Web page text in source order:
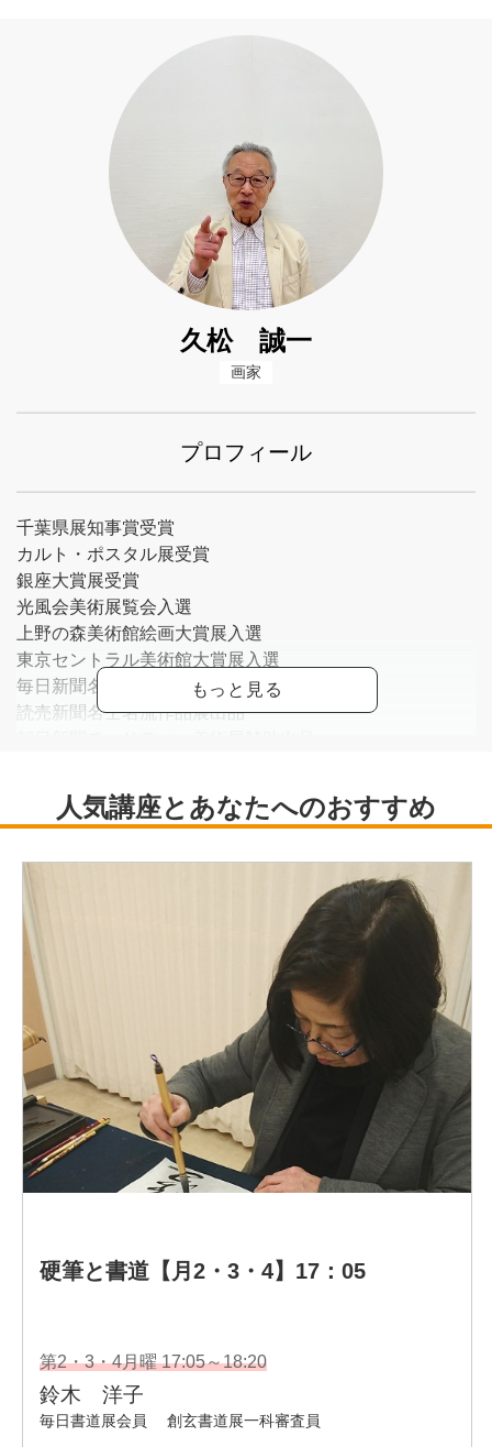
久松 誠一
画家
プロフィール
千葉県展知事賞受賞
カルト・ポスタル展受賞
銀座大賞展受賞
光風会美術展覧会入選
上野の森美術館絵画大賞展入選
東京セントラル美術館大賞展入選
毎日新聞名士寄贈書画工芸展賛助出品
読売新聞名士名流作品展出品